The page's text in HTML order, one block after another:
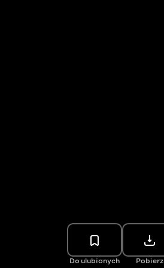
Do ulubionych Pobierz